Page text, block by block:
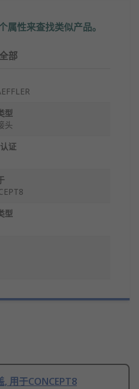
属性来查找类似产品。
部
型
头
证
型
, 用于CONCEPT8